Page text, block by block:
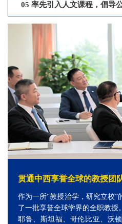
05 率先引入人文课程，倡导
贯通中西享誉全球的教授团
作为一所“教授治学，研究立校”
了一批享誉全球学界的全职教授
耶鲁、斯坦福、哥伦比亚、沃